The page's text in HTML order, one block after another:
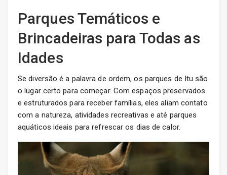
Parques Temáticos e
Brincadeiras para Todas as
Idades
Se diversão é a palavra de ordem, os parques de Itu são
o lugar certo para começar. Com espaços preservados
e estruturados para receber famílias, eles aliam contato
com a natureza, atividades recreativas e até parques
aquáticos ideais para refrescar os dias de calor.